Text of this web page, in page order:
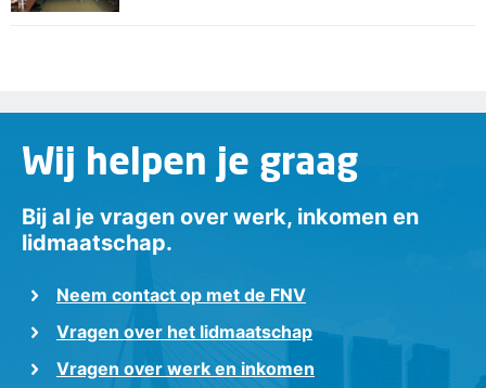
Wij helpen je graag
Bij al je vragen over werk, inkomen en
lidmaatschap.
Neem contact op met de FNV
Vragen over het lidmaatschap
Vragen over werk en inkomen